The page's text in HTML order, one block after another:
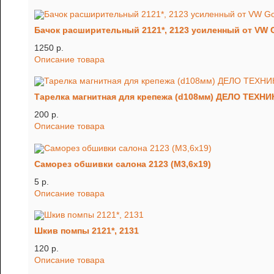
Бачок расширительный 2121*, 2123 усиленный от VW
1250 p.
Описание товара
Тарелка магнитная для крепежа (d108мм) ДЕЛО
200 p.
Описание товара
Саморез обшивки салона 2123 (М3,6х19)
5 p.
Описание товара
Шкив помпы 2121*, 2131
120 p.
Описание товара